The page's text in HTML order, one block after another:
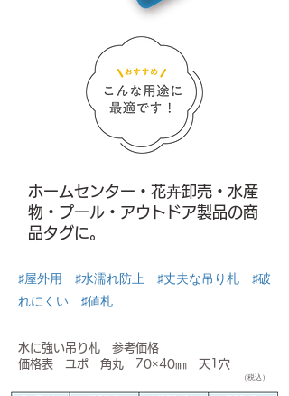
ホームセンター・花卉卸売・水産
物・プール・アウトドア製品の商
品タグに。
♯屋外用 ♯水濡れ防止 ♯丈夫な吊り札 ♯破
れにくい ♯値札
水に強い吊り札 参考価格
価格表 ユポ 角丸 70×40㎜ 天1穴
（税込）